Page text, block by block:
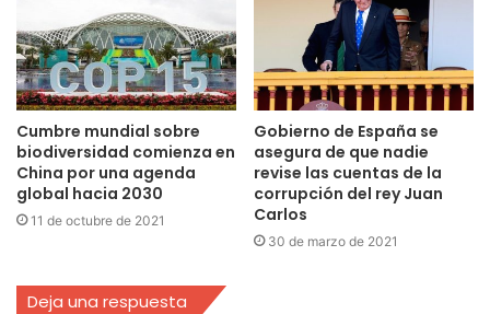
Cumbre mundial sobre
biodiversidad comienza en
China por una agenda
global hacia 2030
11 de octubre de 2021
Gobierno de España se
asegura de que nadie
revise las cuentas de la
corrupción del rey Juan
Carlos
30 de marzo de 2021
Deja una respuesta